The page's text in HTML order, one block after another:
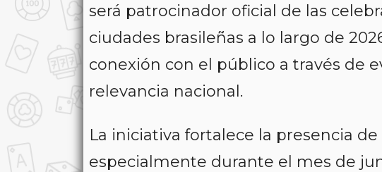
será patrocinador oficial de las
ciudades brasileñas a lo largo de
conexión con el público a través de
relevancia nacional.
La iniciativa fortalece la presencia
especialmente durante el mes de